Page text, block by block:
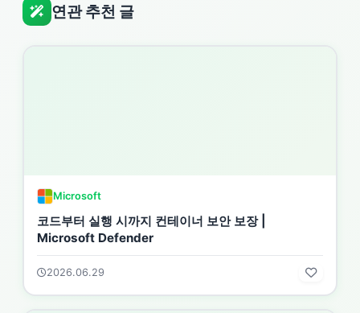
연관 추천 글
Microsoft
코드부터 실행 시까지 컨테이너 보안 보장 |
Microsoft Defender
2026.06.29